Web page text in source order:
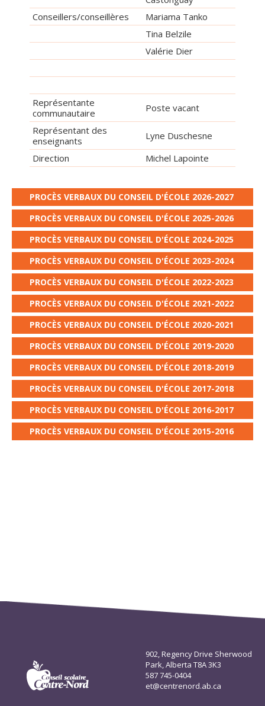
Conseillers/conseillères
Mariama Tanko
Tina Belzile
Valérie Dier
Représentante
communautaire
Poste vacant
Représentant des
enseignants
Lyne Duschesne
Direction
Michel Lapointe
PROCÈS VERBAUX DU CONSEIL D'ÉCOLE 2026-2027
PROCÈS VERBAUX DU CONSEIL D'ÉCOLE 2025-2026
PROCÈS VERBAUX DU CONSEIL D'ÉCOLE 2024-2025
PROCÈS VERBAUX DU CONSEIL D'ÉCOLE 2023-2024
PROCÈS VERBAUX DU CONSEIL D'ÉCOLE 2022-2023
PROCÈS VERBAUX DU CONSEIL D'ÉCOLE 2021-2022
PROCÈS VERBAUX DU CONSEIL D'ÉCOLE 2020-2021
PROCÈS VERBAUX DU CONSEIL D'ÉCOLE 2019-2020
PROCÈS VERBAUX DU CONSEIL D'ÉCOLE 2018-2019
PROCÈS VERBAUX DU CONSEIL D'ÉCOLE 2017-2018
PROCÈS VERBAUX DU CONSEIL D'ÉCOLE 2016-2017
PROCÈS VERBAUX DU CONSEIL D'ÉCOLE 2015-2016
902, Regency Drive Sherwood
Park, Alberta T8A 3K3
587 745-0404
et@centrenord.ab.ca